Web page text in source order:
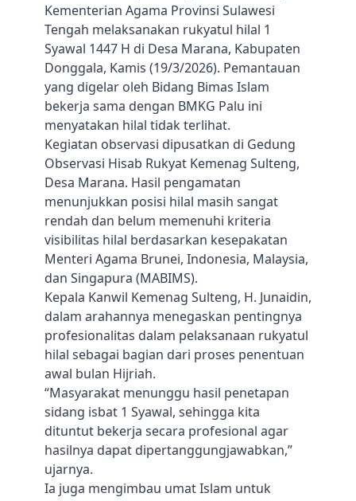
Kementerian Agama Provinsi Sulawesi
Tengah melaksanakan rukyatul hilal 1
Syawal 1447 H di Desa Marana, Kabupaten
Donggala, Kamis (19/3/2026). Pemantauan
yang digelar oleh Bidang Bimas Islam
bekerja sama dengan BMKG Palu ini
menyatakan hilal tidak terlihat.
Kegiatan observasi dipusatkan di Gedung
Observasi Hisab Rukyat Kemenag Sulteng,
Desa Marana. Hasil pengamatan
menunjukkan posisi hilal masih sangat
rendah dan belum memenuhi kriteria
visibilitas hilal berdasarkan kesepakatan
Menteri Agama Brunei, Indonesia, Malaysia,
dan Singapura (MABIMS).
Kepala Kanwil Kemenag Sulteng, H. Junaidin,
dalam arahannya menegaskan pentingnya
profesionalitas dalam pelaksanaan rukyatul
hilal sebagai bagian dari proses penentuan
awal bulan Hijriah.
“Masyarakat menunggu hasil penetapan
sidang isbat 1 Syawal, sehingga kita
dituntut bekerja secara profesional agar
hasilnya dapat dipertanggungjawabkan,”
ujarnya.
Ia juga mengimbau umat Islam untuk